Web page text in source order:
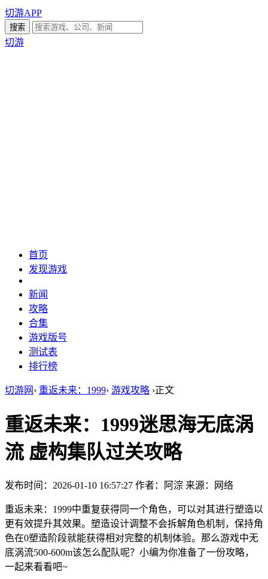
切游APP
切游
首页
发现游戏
新闻
攻略
合集
游戏版号
测试表
排行榜
切游网 › 重返未来：1999› 游戏攻略 ›正文
重返未来：1999迷思海无底涡
流 虚构集队过关攻略
发布时间：2026-01-10 16:57:27 作者：阿淙 来源：网络
重返未来：1999中重复获得同一个角色，可以对其进行塑造以
更有效提升其效果。塑造设计调整不会拆解角色机制，保持角
色在0塑造阶段就能获得相对完整的机制体验。那么游戏中无
底涡流500-600m该怎么配队呢？小编为你准备了一份攻略，
一起来看看吧~